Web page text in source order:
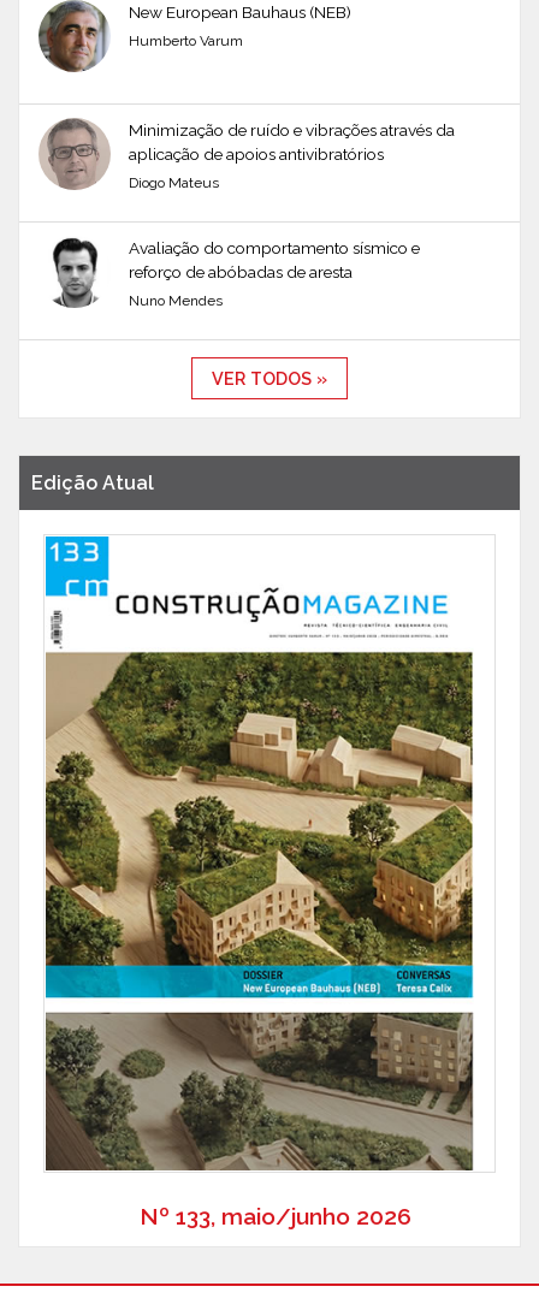
New European Bauhaus (NEB)
Humberto Varum
Minimização de ruído e vibrações através da
aplicação de apoios antivibratórios
Diogo Mateus
Avaliação do comportamento sísmico e
reforço de abóbadas de aresta
Nuno Mendes
VER TODOS »
Edição Atual
Nº 133, maio/junho 2026